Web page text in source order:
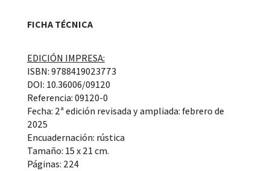
FICHA TÉCNICA
EDICIÓN IMPRESA:
ISBN: 9788419023773
DOI: 10.36006/09120
Referencia: 09120-0
Fecha: 2ª edición revisada y ampliada: febrero de
2025
Encuadernación: rústica
Tamaño: 15 x 21 cm.
Páginas: 224